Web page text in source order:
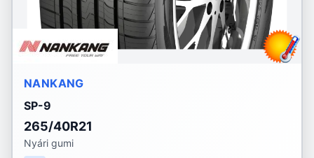
NANKANG
SP-9
265/40R21
Nyári gumi